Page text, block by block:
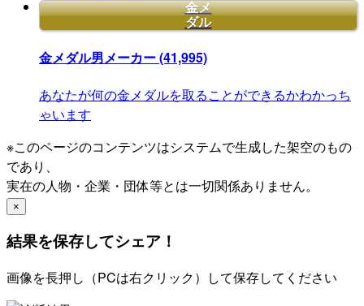
金メ
ダル
金メダル男メーカー(41,995)
あなたが何の金メダルを取ることができるかわかっち
ゃいます
※このページのコンテンツはシステムで生成した架空のもの
であり、
実在の人物・企業・団体等とは一切関係ありません。
×
結果を保存してシェア！
画像を長押し（PCは右クリック）して保存してください